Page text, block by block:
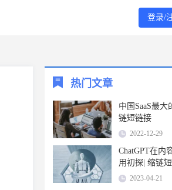
登录/
热门文章
中国SaaS最大
链短链接
2022-12-29
ChatGPT在内
用初探| 缩链
2023-04-21